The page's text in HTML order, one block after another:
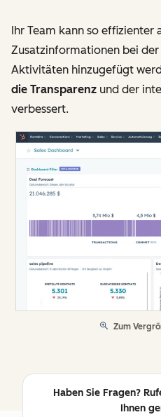
Ihr Team kann so
Zusatzinformationen bei
Aktivitäten hinzugefügt
die Transparenz und der
verbessert.
Zum
Haben Sie Fragen?
Ihnen